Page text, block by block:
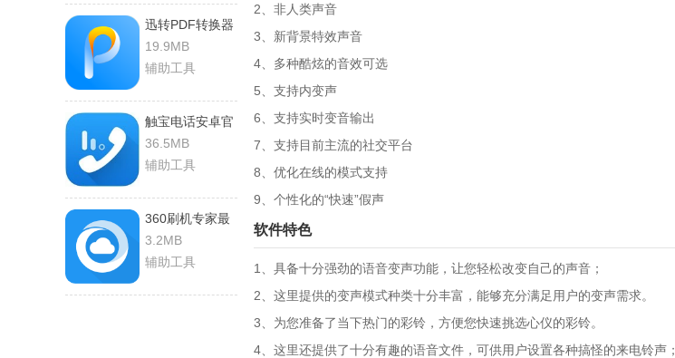
迅转PDF转换器
正版
19.9MB
辅助工具
触宝电话安卓官
方版
36.5MB
辅助工具
360刷机专家最
新版
3.2MB
辅助工具
2、非人类声音
3、新背景特效声音
4、多种酷炫的音效可选
5、支持内变声
6、支持实时变音输出
7、支持目前主流的社交平台
8、优化在线的模式支持
9、个性化的“快速”假声
软件特色
1、具备十分强劲的语音变声功能，让您轻松改变自己的声音；
2、这里提供的变声模式种类十分丰富，能够充分满足用户的变声需求。
3、为您准备了当下热门的彩铃，方便您快速挑选心仪的彩铃。
4、这里还提供了十分有趣的语音文件，可供用户设置各种搞怪的来电铃声；